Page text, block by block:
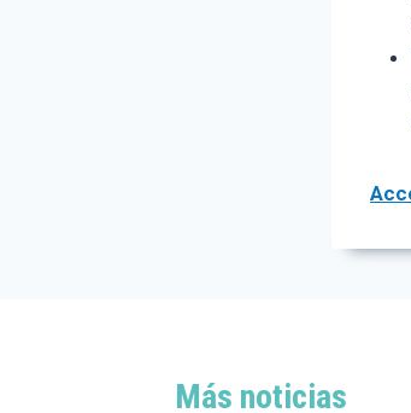
Más noticias